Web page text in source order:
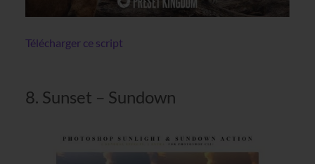
Télécharger ce script
8. Sunset – Sundown